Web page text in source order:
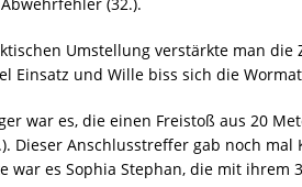
Umstellung verstärkte man
Einsatz und Wille biss sich die
war es, die einen Freistoß aus 20
Dieser Anschlusstreffer gab noch
war es Sophia Stephan, die mit ihrem